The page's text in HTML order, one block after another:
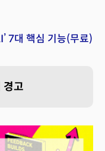
7대 핵심 기능(무료)
고